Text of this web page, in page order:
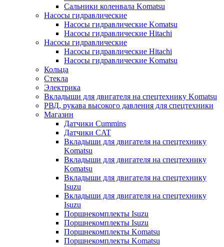
Сальники коленвала Komatsu
Насосы гидравлические
Насосы гидравлические Komatsu
Насосы гидравлические Hitachi
Насосы гидравлические
Насосы гидравлические Hitachi
Насосы гидравлические Komatsu
Кольца
Стекла
Электрика
Вкладыши для двигателя на спецтехнику Komatsu
РВД, рукава высокого давления для спецтехники
Магазин
Датчики Cummins
Датчики CAT
Вкладыши для двигателя на спецтехнику
Komatsu
Вкладыши для двигателя на спецтехнику
Komatsu
Вкладыши для двигателя на спецтехнику
Isuzu
Вкладыши для двигателя на спецтехнику
Isuzu
Поршнекомплекты Isuzu
Поршнекомплекты Isuzu
Поршнекомплекты Komatsu
Поршнекомплекты Komatsu